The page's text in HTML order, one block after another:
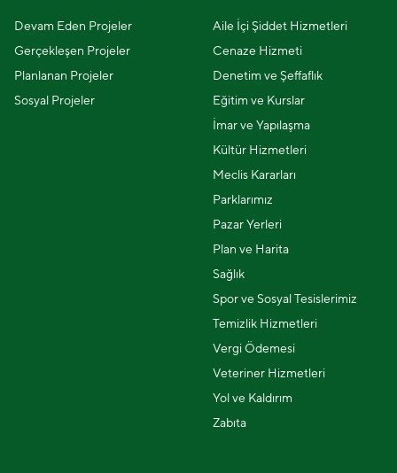
Devam Eden Projeler
Gerçekleşen Projeler
Planlanan Projeler
Sosyal Projeler
Aile İçi Şiddet Hizmetleri
Cenaze Hizmeti
Denetim ve Şeffaflık
Eğitim ve Kurslar
İmar ve Yapılaşma
Kültür Hizmetleri
Meclis Kararları
Parklarımız
Pazar Yerleri
Plan ve Harita
Sağlık
Spor ve Sosyal Tesislerimiz
Temizlik Hizmetleri
Vergi Ödemesi
Veteriner Hizmetleri
Yol ve Kaldırım
Zabıta